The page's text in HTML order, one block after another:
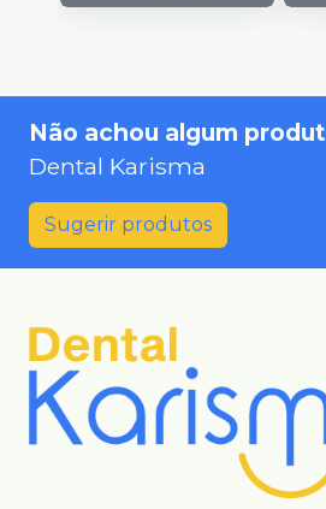
Não achou algum
Dental Karisma
Sugerir produtos